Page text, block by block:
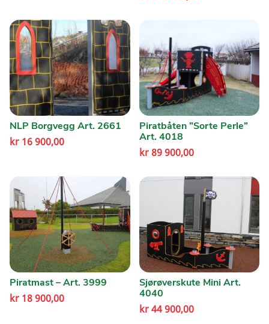
NLP Borgvegg Art. 2661
kr 16 900,00
Piratbåten ”Sorte Perle”
Art. 4018
kr89 900,00
Piratmast – Art. 3999
kr 18 900,00
Sjørøverskute Mini Art.
4040
kr44 900,00